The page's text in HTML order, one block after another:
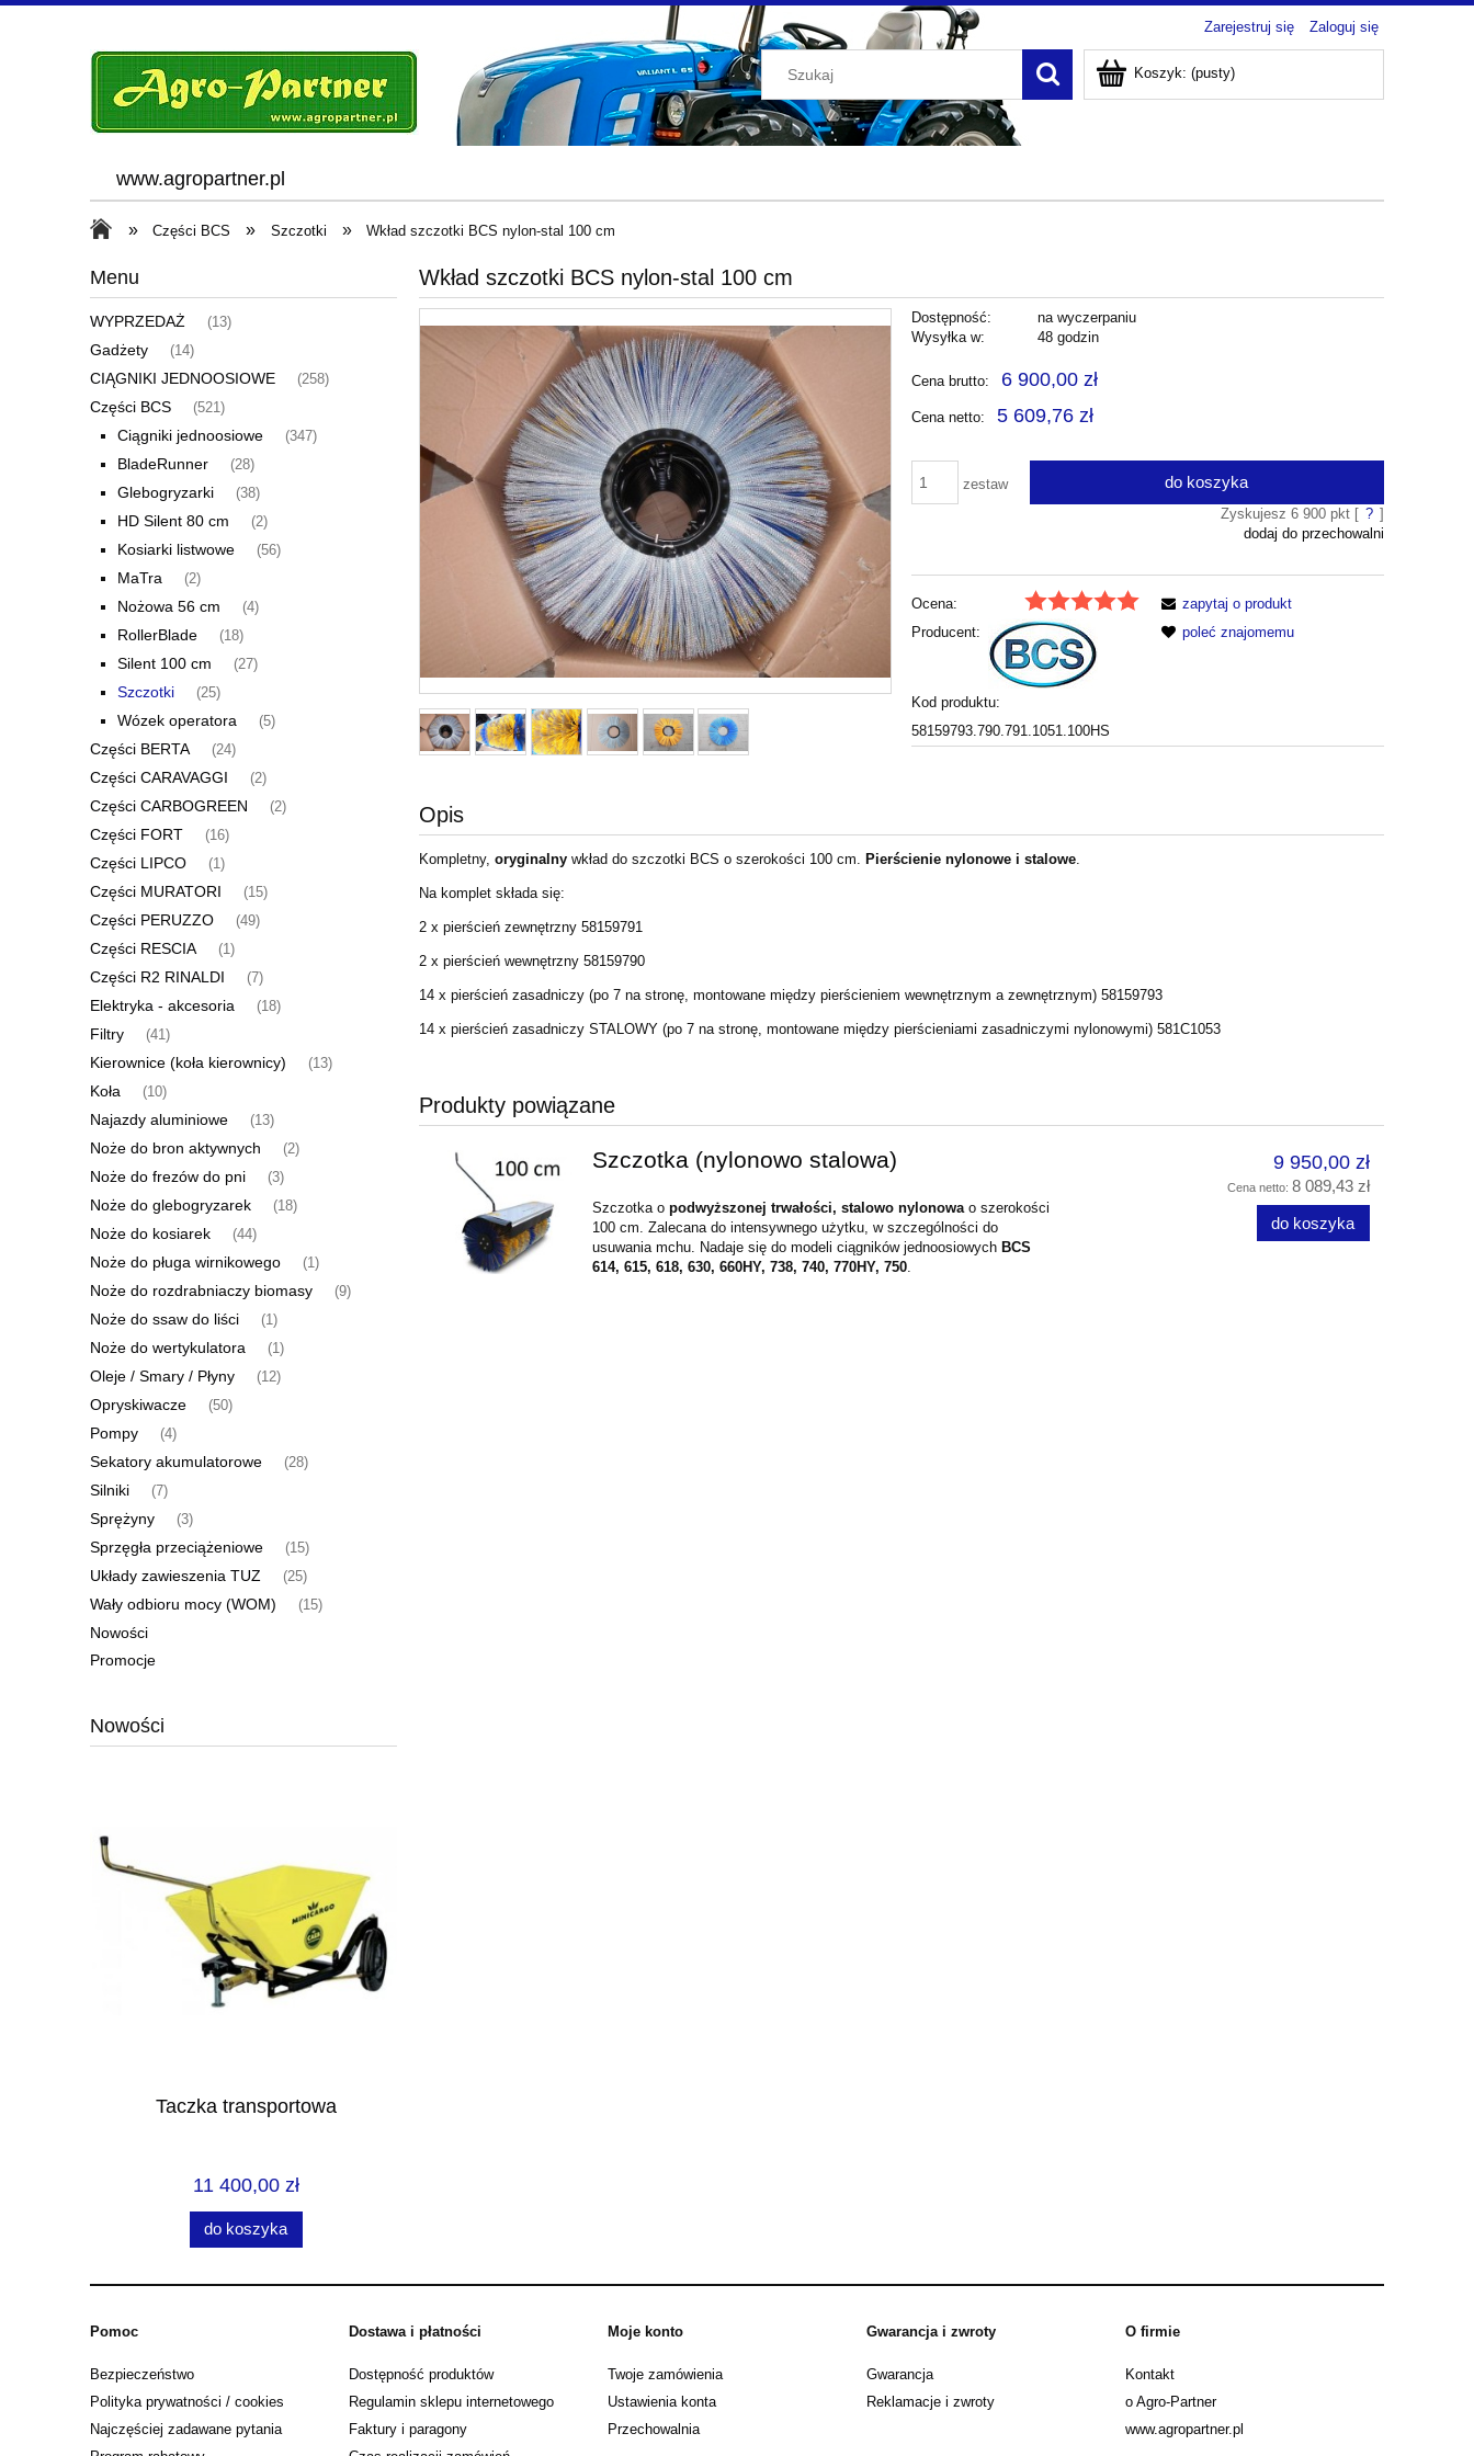
Zarejestruj się Zaloguj się
Koszyk: (pusty)
www.agropartner.pl
» Części BCS » Szczotki » Wkład szczotki BCS nylon-stal 100 cm
Menu
WYPRZEDAŻ (13)
Gadżety (14)
CIĄGNIKI JEDNOOSIOWE (258)
Części BCS (521)
Ciągniki jednoosiowe (347)
BladeRunner (28)
Glebogryzarki (38)
HD Silent 80 cm (2)
Kosiarki listwowe (56)
MaTra (2)
Nożowa 56 cm (4)
RollerBlade (18)
Silent 100 cm (27)
Szczotki (25)
Wózek operatora (5)
Części BERTA (24)
Części CARAVAGGI (2)
Części CARBOGREEN (2)
Części FORT (16)
Części LIPCO (1)
Części MURATORI (15)
Części PERUZZO (49)
Części RESCIA (1)
Części R2 RINALDI (7)
Elektryka - akcesoria (18)
Filtry (41)
Kierownice (koła kierownicy) (13)
Koła (10)
Najazdy aluminiowe (13)
Noże do bron aktywnych (2)
Noże do frezów do pni (3)
Noże do glebogryzarek (18)
Noże do kosiarek (44)
Noże do pługa wirnikowego (1)
Noże do rozdrabniaczy biomasy (9)
Noże do ssaw do liści (1)
Noże do wertykulatora (1)
Oleje / Smary / Płyny (12)
Opryskiwacze (50)
Pompy (4)
Sekatory akumulatorowe (28)
Silniki (7)
Sprężyny (3)
Sprzęgła przeciążeniowe (15)
Układy zawieszenia TUZ (25)
Wały odbioru mocy (WOM) (15)
Nowości
Promocje
Nowości
Taczka transportowa
11 400,00 zł
do koszyka
Wkład szczotki BCS nylon-stal 100 cm
Dostępność:
na wyczerpaniu
Wysyłka w:
48 godzin
Cena brutto: 6 900,00 zł
Cena netto: 5 609,76 zł
zestaw do koszyka
Zyskujesz 6 900pkt [ ? ]
dodaj do przechowalni
Ocena:
Producent:
Kod produktu:
58159793.790.791.1051.100HS
zapytaj o produkt
poleć znajomemu
Opis
Kompletny, oryginalny wkład do szczotki BCS o szerokości 100 cm. Pierścienie nylonowe i stalowe
Na komplet składa się:
2 x pierścień zewnętrzny 58159791
2 x pierścień wewnętrzny 58159790
14 x pierścień zasadniczy (po 7 na stronę, montowane między pierścieniem wewnętrznym a zewnętrznym) 58159793
14 x pierścień zasadniczy STALOWY (po 7 na stronę, montowane między pierścieniami zasadniczymi nylonowymi) 581C1053
Produkty powiązane
Szczotka (nylonowo stalowa)
Szczotka opodwyższonej trwałości, stalowo nylonowa o szerokości
100 cm. Zalecana do intensywnego użytku, w szczególności do
usuwania mchu. Nadaje się do modeli ciągników jednoosiowych BCS
614, 615, 618, 630, 660HY, 738, 740, 770HY, 750
9 950,00 zł
Cena netto: 8 089,43 zł
do koszyka
Pomoc
Bezpieczeństwo
Polityka prywatności / cookies
Najczęściej zadawane pytania
Dostawa i płatności
Dostępność produktów
Regulamin sklepu internetowego
Faktury i paragony
Moje konto
Twoje zamówienia
Ustawienia konta
Przechowalnia
Gwarancja i zwroty
Gwarancja
Reklamacje i zwroty
O firmie
Kontakt
o Agro-Partner
www.agropartner.pl